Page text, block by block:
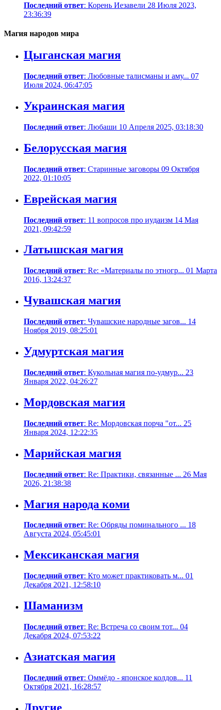
Последний ответ: Корень Иезавели 28 Июля 2023,
23:36:39
Магия народов мира
Цыганская магия
Последний ответ: Любовные талисманы и аму... 07
Июля 2024, 06:47:05
Украинская магия
Последний ответ: Любаши 10 Апреля 2025, 03:18:30
Белорусская магия
Последний ответ: Старинные заговоры 09 Октября
2022, 01:10:05
Еврейская магия
Последний ответ: 11 вопросов про иудаизм 14 Мая
2021, 09:42:59
Латышская магия
Последний ответ: Re: «Материалы по этногр... 01 Марта
2016, 13:24:37
Чувашская магия
Последний ответ: Чувашские народные загов... 14
Ноября 2019, 08:25:01
Удмуртская магия
Последний ответ: Кукольная магия по-удмур... 23
Января 2022, 04:26:27
Мордовская магия
Последний ответ: Re: Мордовская порча "от... 25
Января 2024, 12:22:35
Марийская магия
Последний ответ: Re: Практики, связанные ... 26 Мая
2026, 21:38:38
Магия народа коми
Последний ответ: Re: Обряды поминального ... 18
Августа 2024, 05:45:01
Мексиканская магия
Последний ответ: Кто может практиковать м... 01
Декабря 2021, 12:58:10
Шаманизм
Последний ответ: Re: Встреча со своим тот... 04
Декабря 2024, 07:53:22
Азиатская магия
Последний ответ: Оммёдо - японское колдов... 11
Октября 2021, 16:28:57
Другие